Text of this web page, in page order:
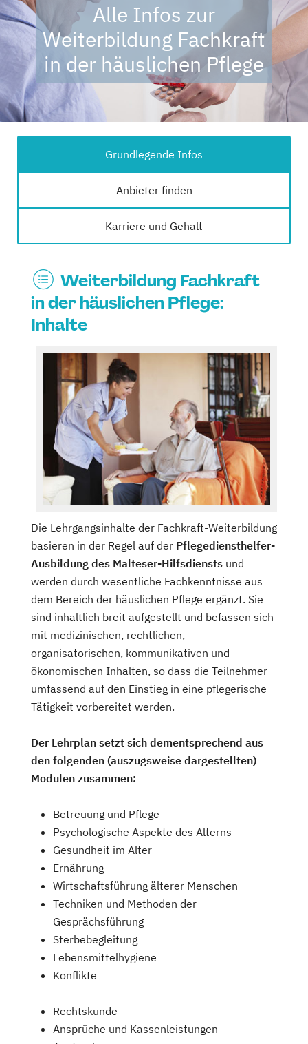
Alle Infos zur
Weiterbildung Fachkraft
in der häuslichen Pflege
Grundlegende Infos
Anbieter finden
Karriere und Gehalt
Weiterbildung Fachkraft
in der häuslichen Pflege:
Inhalte
Die Lehrgangsinhalte der Fachkraft-Weiterbildung
basieren in der Regel auf der Pflegediensthelfer-
Ausbildung des Malteser-Hilfsdiensts und
werden durch wesentliche Fachkenntnisse aus
dem Bereich der häuslichen Pflege ergänzt. Sie
sind inhaltlich breit aufgestellt und befassen sich
mit medizinischen, rechtlichen,
organisatorischen, kommunikativen und
ökonomischen Inhalten, so dass die Teilnehmer
umfassend auf den Einstieg in eine pflegerische
Tätigkeit vorbereitet werden.
Der Lehrplan setzt sich dementsprechend aus
den folgenden (auszugsweise dargestellten)
Modulen zusammen:
Betreuung und Pflege
Psychologische Aspekte des Alterns
Gesundheit im Alter
Ernährung
Wirtschaftsführung älterer Menschen
Techniken und Methoden der
Gesprächsführung
Sterbebegleitung
Lebensmittelhygiene
Konflikte
Rechtskunde
Ansprüche und Kassenleistungen